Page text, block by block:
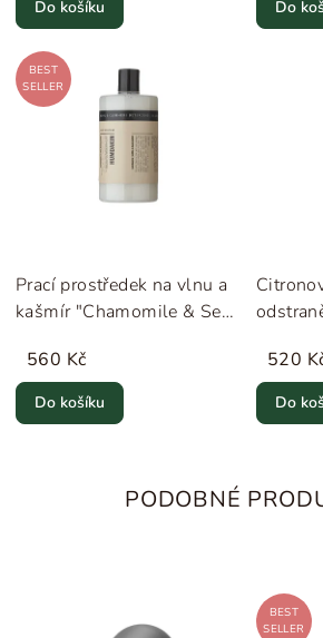
Do košíku Do
BEST
SELLER
Prací prostředek na vlnu a
kašmír "Chamomile & Sea
560 Kč
Do košíku
520
Do
PODOBNÉ
BEST
SELLER